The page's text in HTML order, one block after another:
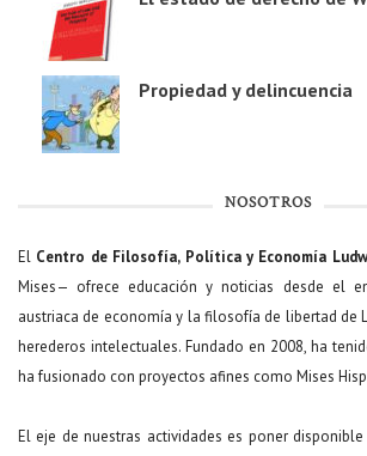
Propiedad y delincuencia
NOSOTROS
El Centro de Filosofía, Política y Economía
Mises— ofrece educación y noticias desde el
austriaca de economía y la filosofía de libertad de
herederos intelectuales. Fundado en 2008, ha
ha fusionado con proyectos afines como Mises
El eje de nuestras actividades es poner